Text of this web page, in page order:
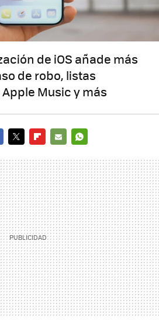
de iOS añade más
de robo, listas
Music y más
MAIL